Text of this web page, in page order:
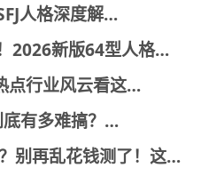
人格深度解…
2026新版64型人格…
点行业风云看这…
底有多难搞？…
别再乱花钱测了！这…